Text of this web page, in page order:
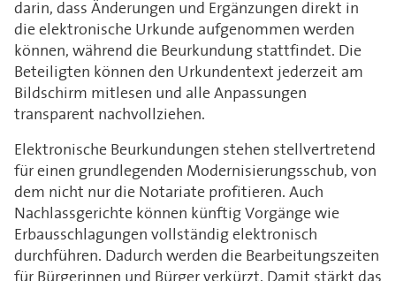
darin, dass Änderungen und Ergänzungen direkt in
die elektronische Urkunde aufgenommen werden
können, während die Beurkundung stattfindet. Die
Beteiligten können den Urkundentext jederzeit am
Bildschirm mitlesen und alle Anpassungen
transparent nachvollziehen.
Elektronische Beurkundungen stehen stellvertretend
für einen grundlegenden Modernisierungsschub, von
dem nicht nur die Notariate profitieren. Auch
Nachlassgerichte können künftig Vorgänge wie
Erbausschlagungen vollständig elektronisch
durchführen. Dadurch werden die Bearbeitungszeiten
für Bürgerinnen und Bürger verkürzt. Damit stärkt das